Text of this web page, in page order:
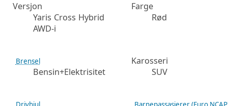
Versjon
Yaris Cross Hybrid
AWD-i
Farge
Rød
Brensel
Bensin+Elektrisitet
Karosseri
SUV